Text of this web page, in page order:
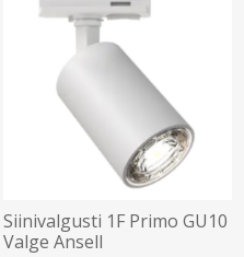
Siinivalgusti 1F Primo GU10
Valge Ansell